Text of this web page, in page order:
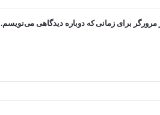
مرورگر برای زمانی که دوباره دیدگاهی می‌نویسم.